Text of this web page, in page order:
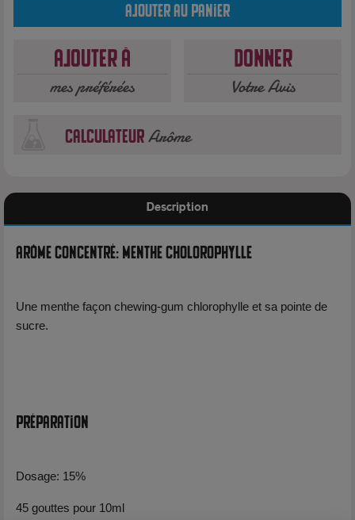
Ajouter au panier
Ajouter à
mes préférées
Donner
Votre Avis
calculateur Arôme
Description
Arôme Concentré: Menthe Cholorophylle
Une menthe façon chewing-gum chlorophylle et sa pointe de
sucre.
Préparation
Dosage: 15%
45 gouttes pour 10ml